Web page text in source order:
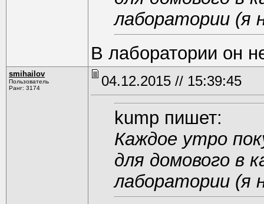
лаборатории (я
В лаборатории он
smihаilоv
Пользователь
Ранг: 3174
04.12.2015 // 15:39:45
kump пишет:
Каждое утро
для домового в
лаборатории (я